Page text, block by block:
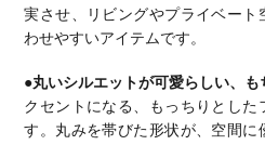
実させ、リビングやプライベート
わせやすいアイテムです。
●丸いシルエットが可愛らしい、も
クセントになる、もっちりとし
す。 丸みを帯びた形状が、空間